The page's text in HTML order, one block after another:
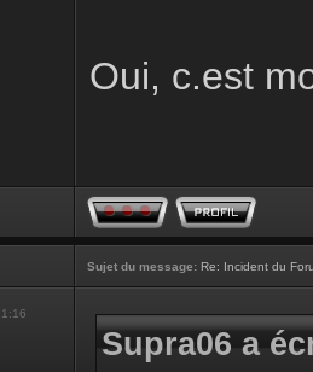
Oui, c.est
Sujet du message: Re: Incident du
Supra06 a